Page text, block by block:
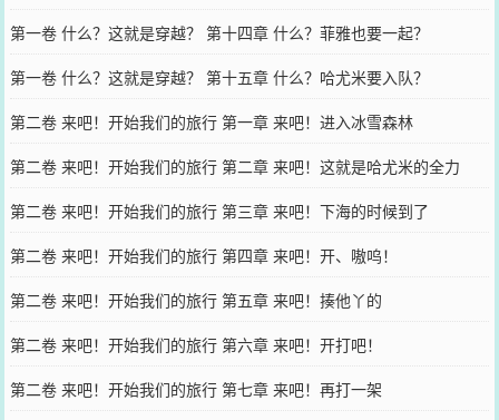
第一卷 什么？这就是穿越？ 第十四章 什么？菲雅也要一起？
第一卷 什么？这就是穿越？ 第十五章 什么？哈尤米要入队？
第二卷 来吧！开始我们的旅行 第一章 来吧！进入冰雪森林
第二卷 来吧！开始我们的旅行 第二章 来吧！这就是哈尤米的全力
第二卷 来吧！开始我们的旅行 第三章 来吧！下海的时候到了
第二卷 来吧！开始我们的旅行 第四章 来吧！开、嗷呜！
第二卷 来吧！开始我们的旅行 第五章 来吧！揍他丫的
第二卷 来吧！开始我们的旅行 第六章 来吧！开打吧！
第二卷 来吧！开始我们的旅行 第七章 来吧！再打一架